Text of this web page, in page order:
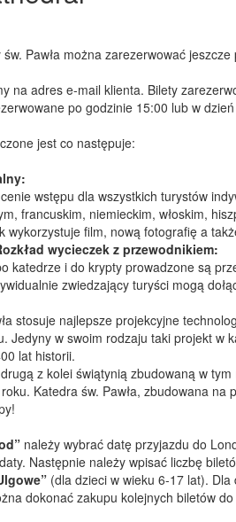
Pawła można zarezerwować
na adres e-mail klienta. Bilety
po godzinie 15:00 lub w
jest co następuje:
wstępu dla wszystkich turystów
francuskim, niemieckim, włoskim,
wykorzystuje film, nową fotografię a
wycieczek z przewodnikiem:
katedrze i do krypty prowadzone są
zwiedzający turyści mogą
stosuje najlepsze projekcyjne
Jedyny w swoim rodzaju taki projekt w
lat historii.
z kolei świątynią zbudowaną w
Katedra św. Pawła, zbudowana na
należy wybrać datę przyjazdu do
Następnie należy wpisać liczbę
(dla dzieci w wieku 6-17 lat).
dokonać zakupu kolejnych biletów